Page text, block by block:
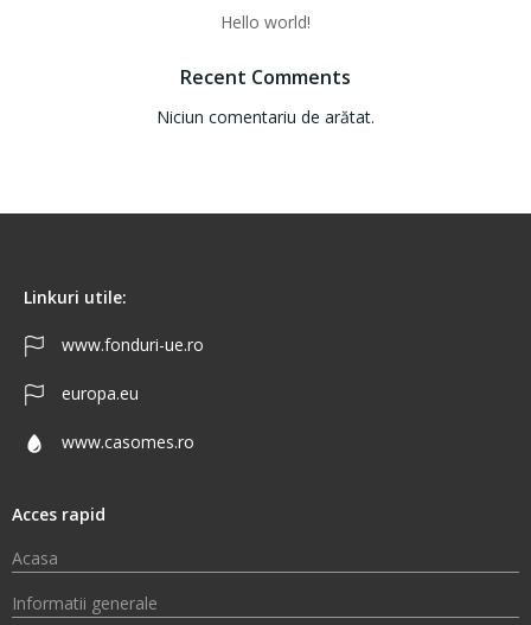
Hello world!
Recent Comments
Niciun comentariu de arătat.
Linkuri utile:
www.fonduri-ue.ro
europa.eu
www.casomes.ro
Acces rapid
Acasa
Informatii generale